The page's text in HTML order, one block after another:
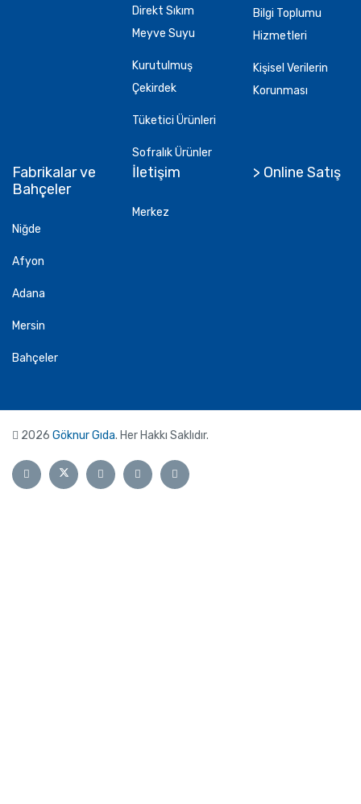
Direkt Sıkım
Meyve Suyu
Kurutulmuş
Çekirdek
Tüketici Ürünleri
Sofralık Ürünler
Bilgi Toplumu
Hizmetleri
Kişisel Verilerin
Korunması
Fabrikalar ve
Bahçeler
Niğde
Afyon
Adana
Mersin
Bahçeler
İletişim
Merkez
> Online Satış
2026 Göknur Gıda. Her Hakkı Saklıdır.